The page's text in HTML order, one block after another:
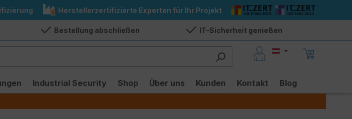
Herstellerzertifizierte Experten für Ihr Projekt
Bestellung abschließen IT-Sicherheit genießen
Industrial Security Shop Über uns Kunden Kontakt Blog